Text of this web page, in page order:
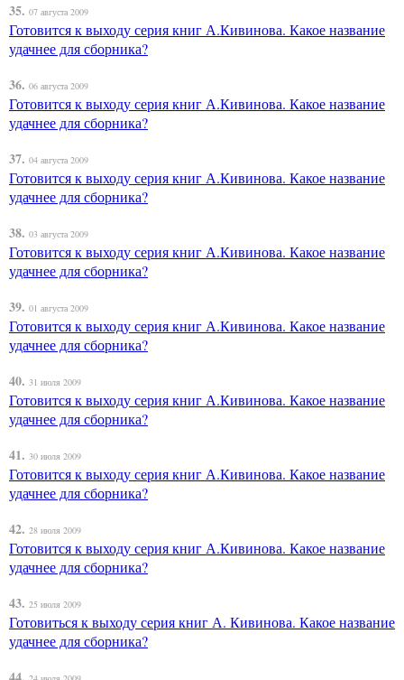
35. 07 августа 2009
Готовится к выходу серия книг А.Кивинова. Какое название
удачнее для сборника?
36. 06 августа 2009
Готовится к выходу серия книг А.Кивинова. Какое название
удачнее для сборника?
37. 04 августа 2009
Готовится к выходу серия книг А.Кивинова. Какое название
удачнее для сборника?
38. 03 августа 2009
Готовится к выходу серия книг А.Кивинова. Какое название
удачнее для сборника?
39. 01 августа 2009
Готовится к выходу серия книг А.Кивинова. Какое название
удачнее для сборника?
40. 31 июля 2009
Готовится к выходу серия книг А.Кивинова. Какое название
удачнее для сборника?
41. 30 июля 2009
Готовится к выходу серия книг А.Кивинова. Какое название
удачнее для сборника?
42. 28 июля 2009
Готовится к выходу серия книг А.Кивинова. Какое название
удачнее для сборника?
43. 25 июля 2009
Готовиться к выходу серия книг А. Кивинова. Какое название
удачнее для сборника?